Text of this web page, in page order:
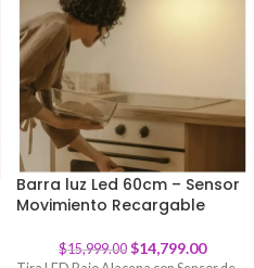
-8%
Barra luz Led 60cm – Sensor
Movimiento Recargable
$15,999.00 $14,799.00